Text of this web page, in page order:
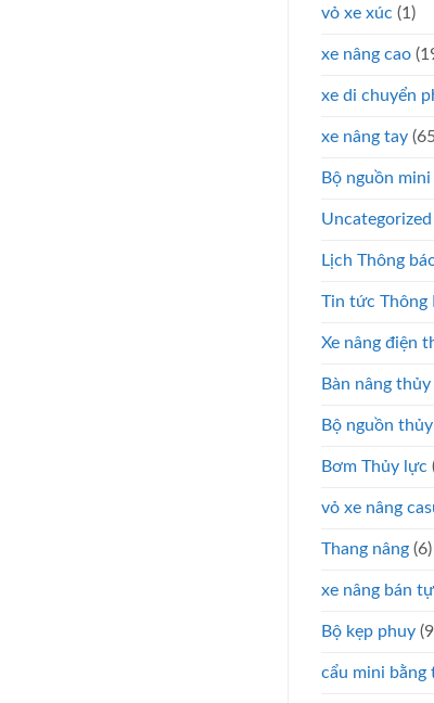
vỏ xe xúc (1)
xe nâng cao
xe di chuyển
xe nâng tay
Bộ nguồn mini
Uncategorized
Lịch Thông
Tin tức Thông
Xe nâng điện
Bàn nâng
Bộ nguồn
Bơm Thủy lực
vỏ xe nâng
Thang nâng (6)
xe nâng bán
Bộ kẹp phuy
cẩu mini bằng